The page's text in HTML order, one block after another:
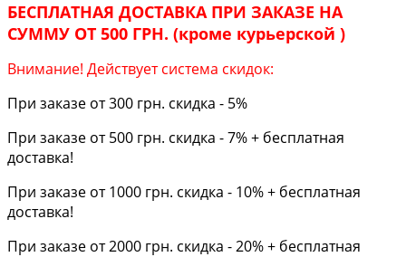
БЕСПЛАТНАЯ ДОСТАВКА ПРИ ЗАКАЗЕ НА
СУММУ ОТ 500 ГРН. (кроме курьерской )
Внимание! Действует система скидок:
При заказе от 300 грн. скидка - 5%
При заказе от 500 грн. скидка - 7% + бесплатная
доставка!
При заказе от 1000 грн. скидка - 10% + бесплатная
доставка!
При заказе от 2000 грн. скидка - 20% + бесплатная